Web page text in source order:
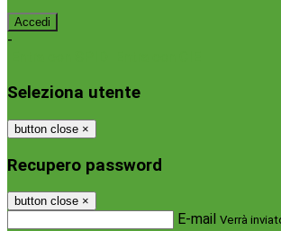
-
Seleziona utente
button close ×
Recupero password
button close ×
E-mail Verrà